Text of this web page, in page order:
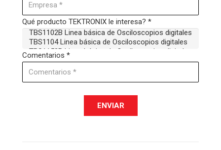
Qué producto TEKTRONIX le interesa? *
Comentarios *
ENVIAR